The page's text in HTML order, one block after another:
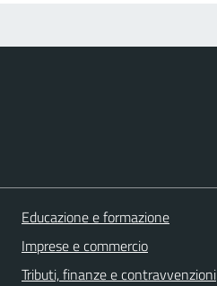
Educazione e formazione
Imprese e commercio
Tributi, finanze e contravvenzioni